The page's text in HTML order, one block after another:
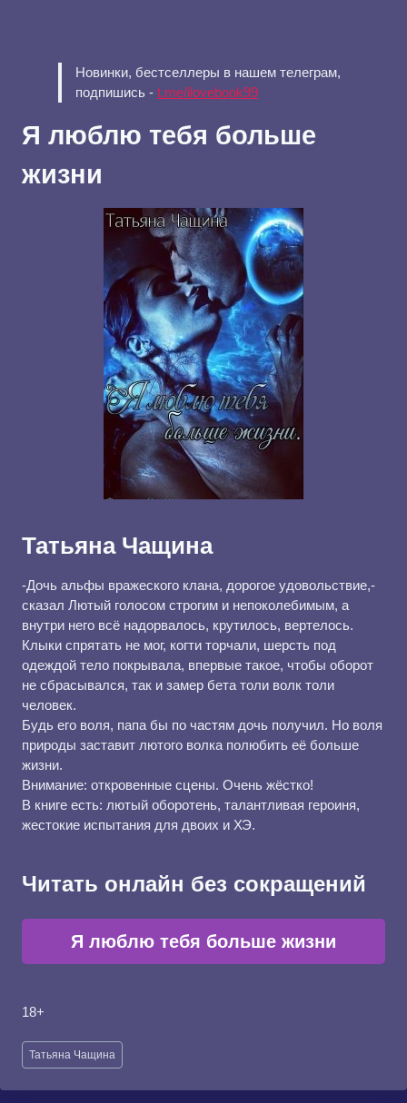
Новинки, бестселлеры в нашем телеграм,
подпишись - t.me/ilovebook99
Я люблю тебя больше
жизни
Татьяна Чащина
-Дочь альфы вражеского клана, дорогое удовольствие,-
сказал Лютый голосом строгим и непоколебимым, а
внутри него всё надорвалось, крутилось, вертелось.
Клыки спрятать не мог, когти торчали, шерсть под
одеждой тело покрывала, впервые такое, чтобы оборот
не сбрасывался, так и замер бета толи волк толи
человек.
Будь его воля, папа бы по частям дочь получил. Но воля
природы заставит лютого волка полюбить её больше
жизни.
Внимание: откровенные сцены. Очень жёстко!
В книге есть: лютый оборотень, талантливая героиня,
жестокие испытания для двоих и ХЭ.
Читать онлайн без сокращений
Я люблю тебя больше жизни
18+
Метки
записи:
Татьяна Чащина